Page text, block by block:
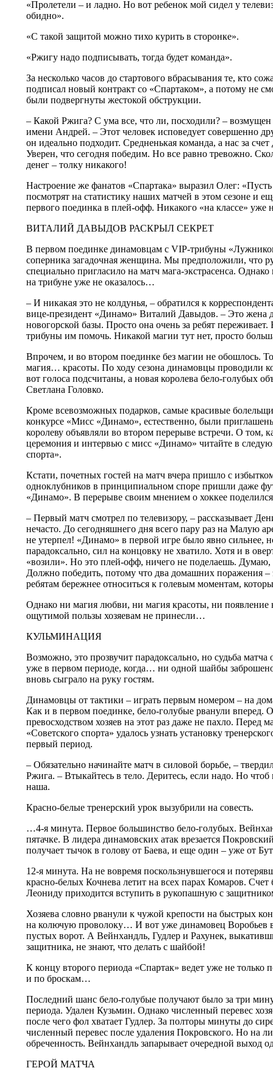
«Пролетели – и ладно. Но вот ребенок мой сидел у
обидно».
«С такой защитой можно тихо курить в сторонке».
«Ржигу надо подписывать, тогда будет команда».
За несколько часов до стартового вбрасывания те, кто
подписал новый контракт со «Спартаком», а потому не
были подвергнуты жестокой обструкции.
– Какой Ржига? С ума все, что ли, посходили? –
имени Андрей. – Этот человек исповедует совершенно
он идеально подходит. Средненькая команда, а нас за
Уверен, что сегодня победим. Но все равно тревожно.
денег – толку никакого!
Настроение же фанатов «Спартака» выразил Олег:
посмотрят на статистику наших матчей в этом сезоне и
первого поединка в плей-офф. Никакого «на классе» уже
ВИТАЛИЙ ДАВЫДОВ РАСКРЫЛ СЕКРЕТ
В первом поединке динамовцам с VIP-трибуны
соперника загадочная женщина. Мы предположили, что
специально пригласило на матч мага-экстрасенса.
на трибуне уже не оказалось…
– И никакая это не колдунья, – обратился к
вице-президент «Динамо» Виталий Давыдов. – Это жена
новогорской базы. Просто она очень за ребят
трибуны им помочь. Никакой магии тут нет, просто
Впрочем, и во втором поединке без магии не обошлось.
магия… красоты. По ходу сезона динамовцы проводили
вот голоса подсчитаны, а новая королева бело-голубых
Светлана Головко.
Кроме всевозможных подарков, самые красивые
конкурсе «Мисс «Динамо», естественно, были
королеву объявляли во втором перерыве встречи. О том,
церемония и интервью с мисс «Динамо» читайте в
спорта».
Кстати, почетных гостей на матч вчера пришло с
одноклубников в принципиальном споре пришли даже
«Динамо». В перерыве своим мнением о хоккее
– Первый матч смотрел по телевизору, – рассказывает
нечасто. До сегодняшнего дня всего пару раз на Малую
не утерпел! «Динамо» в первой игре было явно сильнее,
парадоксально, сил на концовку не хватило. Хотя и в
«возили». Но это плей-офф, ничего не поделаешь. Думаю,
Должно победить, потому что два домашних поражения
ребятам бережнее относиться к голевым моментам,
Однако ни магия любви, ни магия красоты, ни появление
ощутимой пользы хозяевам не принесли…
КУЛЬМИНАЦИЯ
Возможно, это прозвучит парадоксально, но судьба матча
уже в первом периоде, когда… ни одной шайбы
вновь сыграло на руку гостям.
Динамовцы от тактики – играть первым номером – на
Как и в первом поединке, бело-голубые рванули вперед.
превосходством хозяев на этот раз даже не пахло. Перед
«Советского спорта» удалось узнать установку
первый период.
– Обязательно начинайте матч в силовой борьбе, –
Ржига. – Втыкайтесь в тело. Деритесь, если надо. Но
наша.
Красно-белые тренерский урок вызубрили на совесть.
…4-я минута. Первое большинство бело-голубых.
пятачке. В лидера динамовских атак врезается
получает тычок в голову от Баева, и еще один – уже от
12-я минута. На не вовремя поскользнувшегося и
красно-белых Кочнева летит на всех парах Комаров. Счет
Леониду приходится вступить в рукопашную с
Хозяева словно рванули к чужой крепости на быстрых
на колючую проволоку… И вот уже динамовец Воробьев
пустых ворот. А Вейнхандль, Гудлер и Рахунек,
защитника, не знают, что делать с шайбой!
К концу второго периода «Спартак» ведет уже не
и по броскам…
Последний шанс бело-голубые получают было за три
периода. Удален Кузьмин. Однако численный перевес
после чего фол хватает Гудлер. За полторы минуты до
численный перевес после удаления Покровского. Но на
обреченность. Вейнхандль запарывает очередной выход
ГЕРОЙ МАТЧА